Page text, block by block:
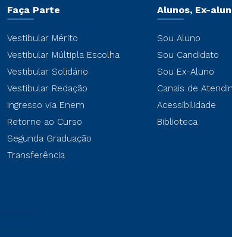
Faça Parte
Vestibular Mérito
Vestibular Múltipla Escolha
Vestibular Solidário
Vestibular Redação
Ingresso via Enem
Retorne ao Curso
Segunda Graduação
Transferência
Alunos, Ex-
Sou Aluno
Sou Candidato
Sou Ex-Aluno
Canais de
Acessibilidade
Biblioteca